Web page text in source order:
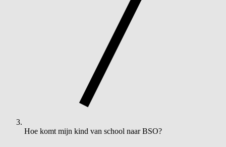
Hoe komt mijn kind van school naar BSO?